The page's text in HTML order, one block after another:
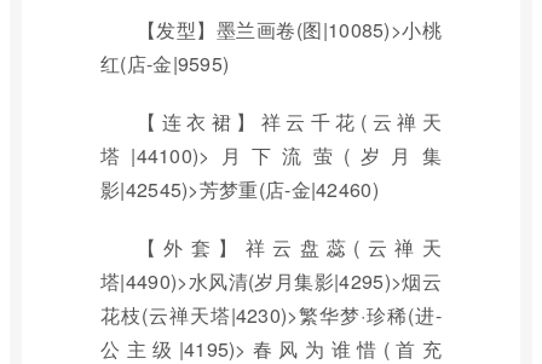
【发型】墨兰画卷(图|10085)>小桃
红(店-金|9595)
【连衣裙】祥云千花(云禅天
塔|44100)>月下流萤(岁月集
影|42545)>芳梦重(店-金|42460)
【外套】祥云盘蕊(云禅天
塔|4490)>水风清(岁月集影|4295)>烟云
花枝(云禅天塔|4230)>繁华梦·珍稀(进-
公主级|4195)>春风为谁惜(首充